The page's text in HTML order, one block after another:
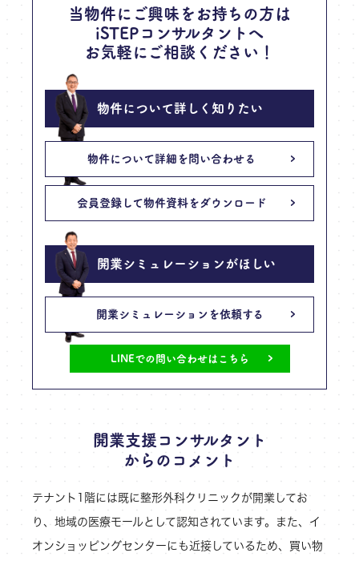
当物件にご興味をお持ちの方は
iSTEPコンサルタントへ
お気軽にご相談ください！
物件について詳しく知りたい
物件について詳細を問い合わせる
会員登録して物件資料をダウンロード
開業シミュレーションがほしい
開業シミュレーション を依頼する
LINEでの問い合わせはこちら
開業支援コンサルタント
からのコメント
テナント1階には既に整形外科クリニックが開業してお
り、地域の医療モールとして認知されています。また、イ
オンショッピングセンターにも近接しているため、買い物